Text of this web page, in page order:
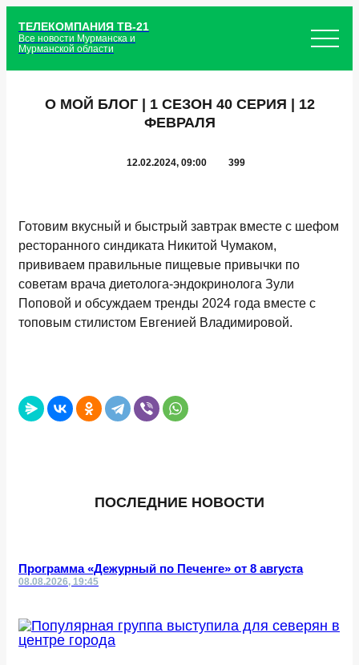
ТЕЛЕКОМПАНИЯ ТВ-21
Все новости Мурманска и
Мурманской области
О МОЙ БЛОГ | 1 СЕЗОН 40 СЕРИЯ | 12
ФЕВРАЛЯ
12.02.2024, 09:00 399
Готовим вкусный и быстрый завтрак вместе с шефом
ресторанного синдиката Никитой Чумаком,
прививаем правильные пищевые привычки по
советам врача диетолога-эндокринолога Зули
Поповой и обсуждаем тренды 2024 года вместе с
топовым стилистом Евгенией Владимировой.
ПОСЛЕДНИЕ НОВОСТИ
Программа «Дежурный по Печенге» от 8 августа
08.08.2026, 19:45